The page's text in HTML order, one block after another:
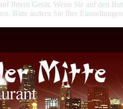
Ihrem Gerät. Wenn Sie auf den
Bitte ändern Sie Ihre